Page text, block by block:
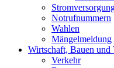
Notrufnummern
Wahlen
Mängelmeldung
Wirtschaft, Bauen und
Verkehr